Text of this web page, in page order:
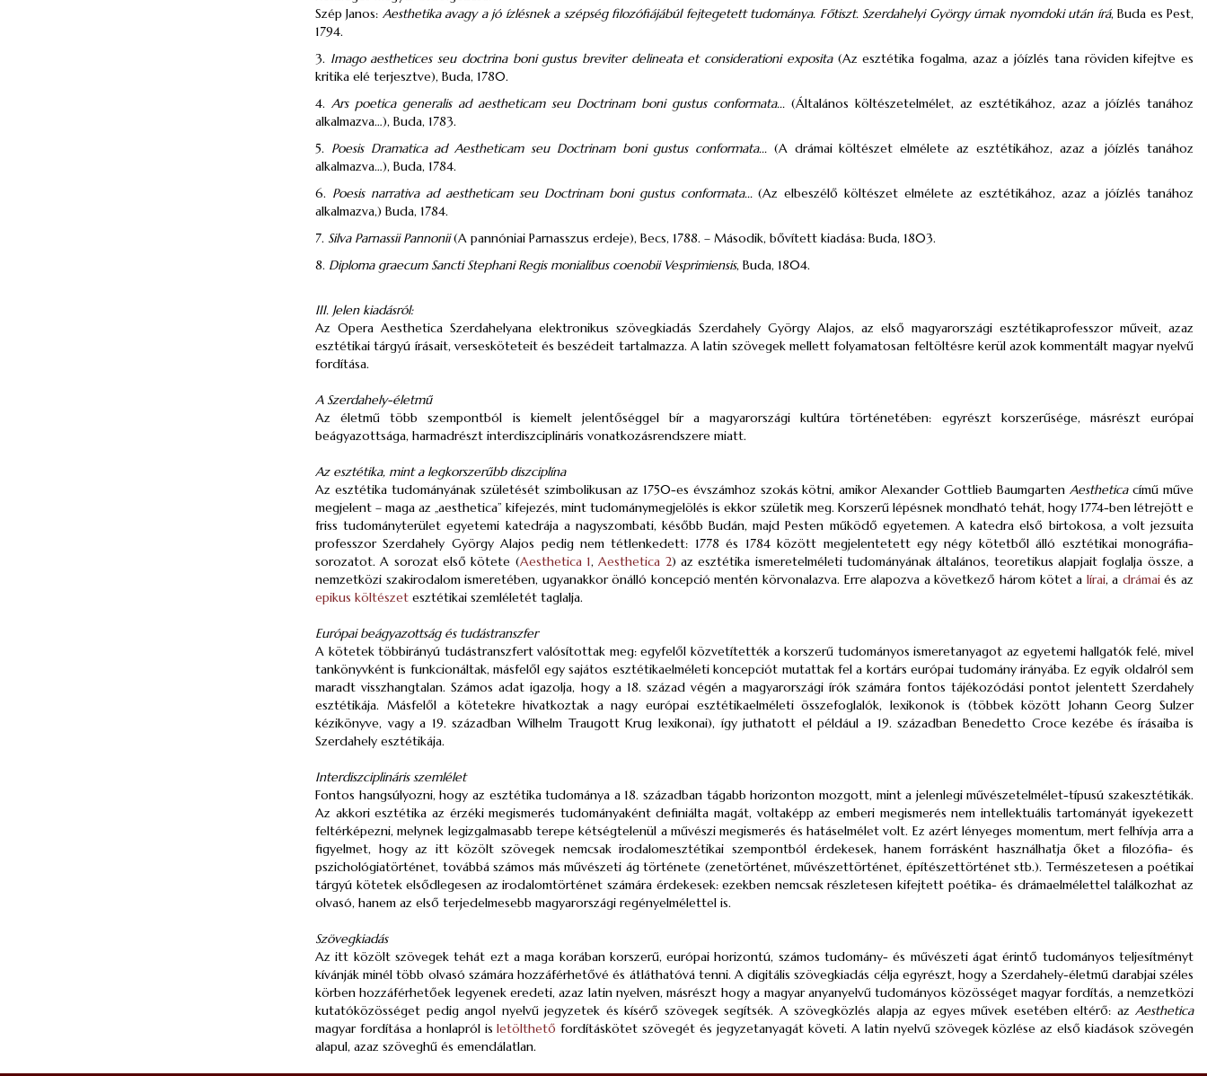
Szép Janos: Aesthetika avagy a jó ízlésnek a szépség filozófiájábúl fejtegetett tudománya. Főtiszt. Szerdahelyi György úrnak nyomdoki után írá, Buda es Pest,
1794.
3. Imago aesthetices seu doctrina boni gustus breviter delineata et considerationi exposita(Az esztétika fogalma, azaz a jóízlés tana röviden kifejtve es
kritika elé terjesztve), Buda, 1780.
4. Ars poetica generalis ad aestheticam seu Doctrinam boni gustus conformata... (Általános költészetelmélet, az esztétikához, azaz a jóízlés tanához
alkalmazva…), Buda, 1783.
5. Poesis Dramatica ad Aestheticam seu Doctrinam boni gustus conformata... (A drámai költészet elmélete az esztétikához, azaz a jóízlés tanához
alkalmazva…), Buda, 1784.
6. Poesis narrativa ad aestheticam seu Doctrinam boni gustus conformata...(Az elbeszélő költészet elmélete az esztétikához, azaz a jóízlés tanához
alkalmazva,) Buda, 1784.
7. Silva Parnassii Pannonii(A pannóniai Parnasszus erdeje), Becs, 1788. – Második, bővített kiadása: Buda, 1803.
8. Diploma graecum Sancti Stephani Regis monialibus coenobii Vesprimiensis, Buda, 1804.
III. Jelen kiadásról:
Az Opera Aesthetica Szerdahelyana elektronikus szövegkiadás Szerdahely György Alajos, az első magyarországi esztétikaprofesszor műveit, azaz
esztétikai tárgyú írásait, versesköteteit és beszédeit tartalmazza. A latin szövegek mellett folyamatosan feltöltésre kerül azok kommentált magyar nyelvű
fordítása.
A Szerdahely-életmű
Az életmű több szempontból is kiemelt jelentőséggel bír a magyarországi kultúra történetében: egyrészt korszerűsége, másrészt európai
beágyazottsága, harmadrészt interdiszciplináris vonatkozásrendszere miatt.
Az esztétika, mint a legkorszerűbb diszciplína
Az esztétika tudományának születését szimbolikusan az 1750-es évszámhoz szokás kötni, amikor Alexander Gottlieb BaumgartenAestheticacímű műve
megjelent – maga az „aesthetica” kifejezés, mint tudománymegjelölés is ekkor születik meg. Korszerű lépésnek mondható tehát, hogy 1774-ben létrejött e
friss tudományterület egyetemi katedrája a nagyszombati, később Budán, majd Pesten működő egyetemen. A katedra első birtokosa, a volt jezsuita
professzor Szerdahely György Alajos pedig nem tétlenkedett: 1778 és 1784 között megjelentetett egy négy kötetből álló esztétikai monográfia-
sorozatot. A sorozat első kötete (Aesthetica 1,Aesthetica 2) az esztétika ismeretelméleti tudományának általános, teoretikus alapjait foglalja össze, a
nemzetközi szakirodalom ismeretében, ugyanakkor önálló koncepció mentén körvonalazva. Erre alapozva a következő három kötet a lírai, a drámaiés az
epikus költészet esztétikai szemléletét taglalja.
Európai beágyazottság és tudástranszfer
A kötetek többirányú tudástranszfert valósítottak meg: egyfelől közvetítették a korszerű tudományos ismeretanyagot az egyetemi hallgatók felé, mivel
tankönyvként is funkcionáltak, másfelől egy sajátos esztétikaelméleti koncepciót mutattak fel a kortárs európai tudomány irányába. Ez egyik oldalról sem
maradt visszhangtalan. Számos adat igazolja, hogy a 18. század végén a magyarországi írók számára fontos tájékozódási pontot jelentett Szerdahely
esztétikája. Másfelől a kötetekre hivatkoztak a nagy európai esztétikaelméleti összefoglalók, lexikonok is (többek között Johann Georg Sulzer
kézikönyve, vagy a 19. században Wilhelm Traugott Krug lexikonai), így juthatott el például a 19. században Benedetto Croce kezébe és írásaiba is
Szerdahely esztétikája.
Interdiszciplináris szemlélet
Fontos hangsúlyozni, hogy az esztétika tudománya a 18. században tágabb horizonton mozgott, mint a jelenlegi művészetelmélet-típusú szakesztétikák.
Az akkori esztétika az érzéki megismerés tudományaként definiálta magát, voltaképp az emberi megismerés nem intellektuális tartományát igyekezett
feltérképezni, melynek legizgalmasabb terepe kétségtelenül a művészi megismerés és hatáselmélet volt. Ez azért lényeges momentum, mert felhívja arra a
figyelmet, hogy az itt közölt szövegek nemcsak irodalomesztétikai szempontból érdekesek, hanem forrásként használhatja őket a filozófia- és
pszichológiatörténet, továbbá számos más művészeti ág története (zenetörténet, művészettörténet, építészettörténet stb.). Természetesen a poétikai
tárgyú kötetek elsődlegesen az irodalomtörténet számára érdekesek: ezekben nemcsak részletesen kifejtett poétika- és drámaelmélettel találkozhat az
olvasó, hanem az első terjedelmesebb magyarországi regényelmélettel is.
Szövegkiadás
Az itt közölt szövegek tehát ezt a maga korában korszerű, európai horizontú, számos tudomány- és művészeti ágat érintő tudományos teljesítményt
kívánják minél több olvasó számára hozzáférhetővé és átláthatóvá tenni. A digitális szövegkiadás célja egyrészt, hogy a Szerdahely-életmű darabjai széles
körben hozzáférhetőek legyenek eredeti, azaz latin nyelven, másrészt hogy a magyar anyanyelvű tudományos közösséget magyar fordítás, a nemzetközi
kutatóközösséget pedig angol nyelvű jegyzetek és kísérő szövegek segítsék. A szövegközlés alapja az egyes művek esetében eltérő: az Aesthetica
magyar fordítása a honlapról isletölthető fordításkötet szövegét és jegyzetanyagát követi. A latin nyelvű szövegek közlése az első kiadások szövegén
alapul, azaz szöveghű és emendálatlan.